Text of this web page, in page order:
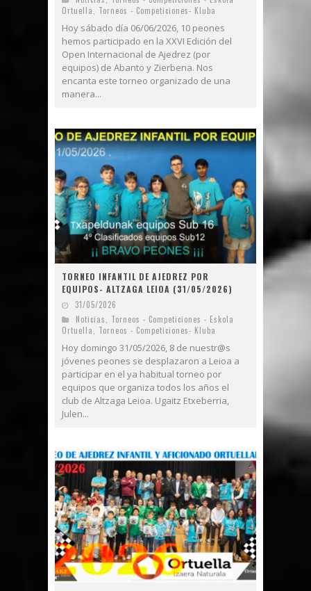
Ortuella, Torneos - Competiciones- Kluba
Hoy sábado día 06/06/2026, 10 peones
hemos participado en la XXVI Edición del
Open Internacional de Ajedrez (por
equipos) de Abanto y Zierbena. Nos
encanta este torneo organizado de una
manera...
TORNEO INFANTIL DE AJEDREZ POR
EQUIPOS- ALTZAGA LEIOA (31/05/2026)
31/05/2026
Noticias
Torneos - Competiciones - Eskola
Ortuella
Torneos - Competiciones- Kluba
Hoy domingo 31/05/2026, 8 de nuestr@s
jóvenes peones se desplazaron a Leioa a
participar en el ya habitual torneo por
equipos que organiza todos los años el
club de Altzaga Leioa. Ugaitz Etxeberria,
Julen...